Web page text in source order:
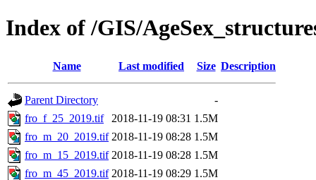
Index of /GIS/
Name Last modified Size Description
Parent Directory
-
fro_f_25_2019.tif
2018-11-19 08:31 1.5M
fro_m_20_2019.tif 2018-11-19 08:28 1.5M
fro_m_15_2019.tif 2018-11-19 08:28 1.5M
fro_m_45_2019.tif 2018-11-19 08:29 1.5M